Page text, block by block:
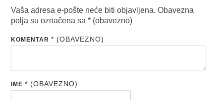
Vaša adresa e-pošte neće biti objavljena. Obavezna
polja su označena sa* (obavezno)
KOMENTAR* (OBAVEZNO)
IME* (OBAVEZNO)